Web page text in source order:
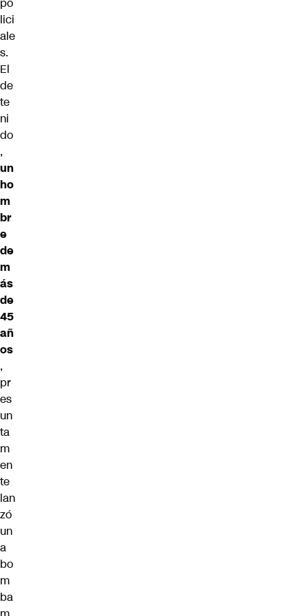
lici
ale
s.
El
de
te
ni
do
,
un
ho
m
br
e
de
m
ás
de
45
añ
os
,
pr
es
un
ta
m
en
te
lan
zó
un
a
bo
m
ba